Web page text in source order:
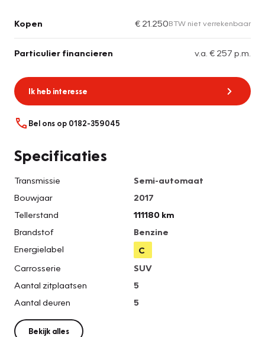
Kopen € 21.250BTW niet verrekenbaar
Particulier financieren v.a. € 257 p.m.
Ik heb interesse
Bel ons op 0182-359045
Specificaties
Transmissie
Semi-automaat
Bouwjaar
2017
Tellerstand
111180 km
Brandstof
Benzine
Energielabel
C
Carrosserie
SUV
Aantal zitplaatsen
5
Aantal deuren
5
Bekijk alles